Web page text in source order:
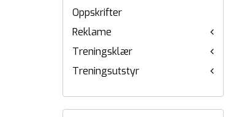
Oppskrifter
Reklame
Treningsklær
Treningsutstyr